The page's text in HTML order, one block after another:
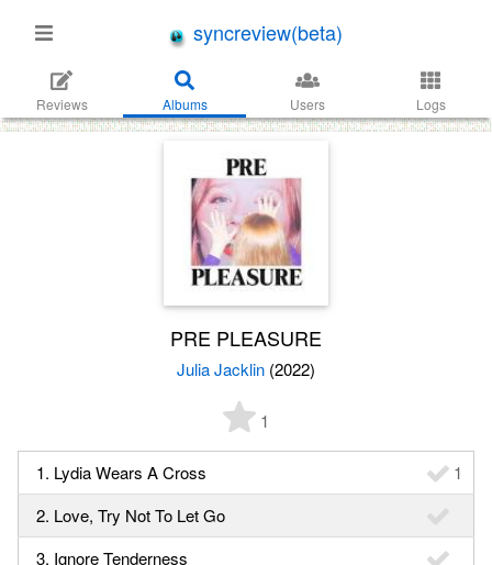
syncreview(beta)
Reviews Albums Users Logs
PRE PLEASURE
Julia Jacklin (2022)
1
1. Lydia Wears A Cross
1
2. Love, Try Not To Let Go
3. Ignore Tenderness